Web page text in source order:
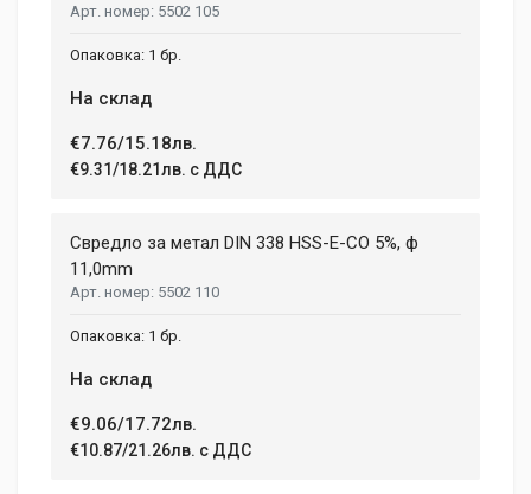
5502 105
1 бр.
На склад
€7.76/15.18лв.
€9.31/18.21лв. с ДДС
Свредло за метал DIN 338 HSS-E-CO 5%, ф
11,0mm
5502 110
1 бр.
На склад
€9.06/17.72лв.
€10.87/21.26лв. с ДДС